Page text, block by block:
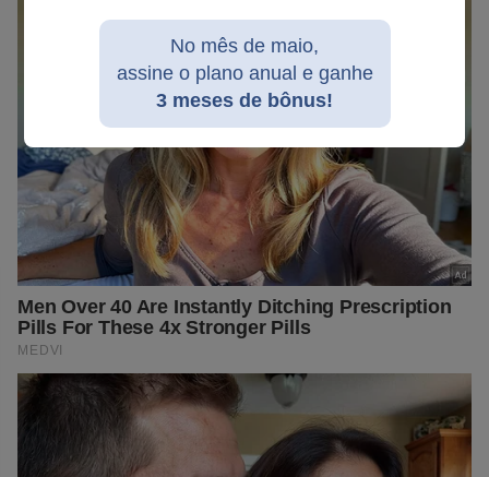
No mês de maio,
assine o plano anual e ganhe
3 meses de bônus!